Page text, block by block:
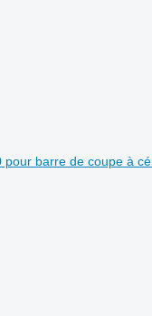
barre de coupe à